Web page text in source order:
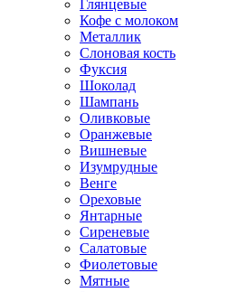
Глянцевые
Кофе с молоком
Металлик
Слоновая кость
Фуксия
Шоколад
Шампань
Оливковые
Оранжевые
Вишневые
Изумрудные
Венге
Ореховые
Янтарные
Сиреневые
Салатовые
Фиолетовые
Мятные